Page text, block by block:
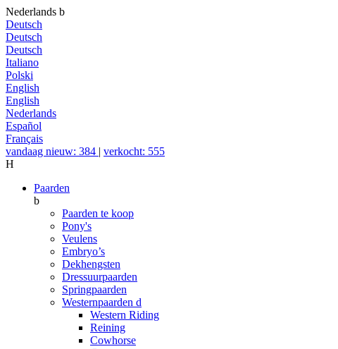
Nederlands b
Deutsch
Deutsch
Deutsch
Italiano
Polski
English
English
Nederlands
Español
Français
vandaag nieuw: 384 | verkocht: 555
H
Paarden
b
Paarden te koop
Pony's
Veulens
Embryo’s
Dekhengsten
Dressuurpaarden
Springpaarden
Westernpaarden d
Western Riding
Reining
Cowhorse